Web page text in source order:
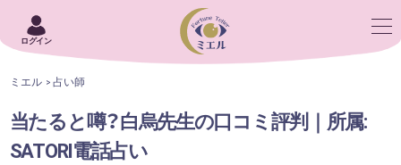
ログイン
ミエル 占い師
当たると噂？白烏先生の口コミ評判｜所属:
SATORI電話占い